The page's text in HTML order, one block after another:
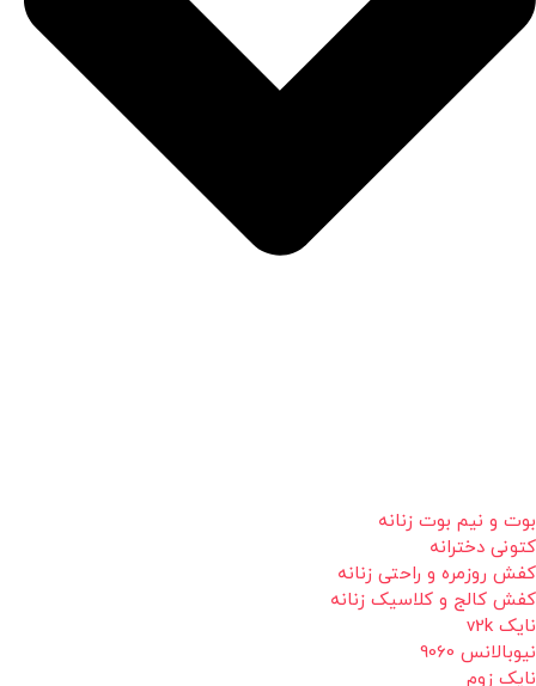
بوت و نیم بوت زنانه
کتونی دخترانه
کفش روزمره و راحتی زنانه
کفش کالج و کلاسیک زنانه
نایک v2k
نیوبالانس 9060
نایک زوم